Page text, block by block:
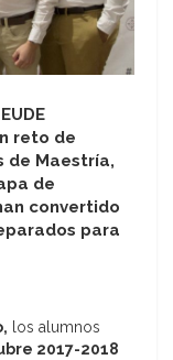
reto de
de Maestría,
de
convertido
para
los alumnos
2017-2018